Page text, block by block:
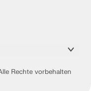
Rechte vorbehalten